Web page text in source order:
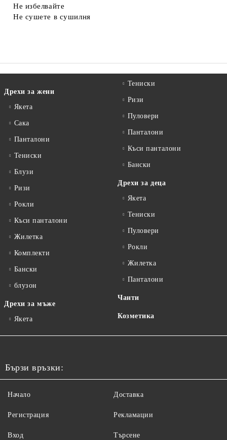
Не избелвайте
Не сушете в сушилня
Дрехи за жени
Якета
Сакa
Панталони
Тениски
Блузи
Ризи
Рокли
Къси панталони
Жилетка
Комплекти
Бански
блузон
Дрехи за мъже
Якета
Тениски
Ризи
Пуловери
Панталони
Къси панталони
Бански
Дрехи за деца
Якета
Тениски
Пуловери
Рокли
Жилетка
Панталони
Чанти
Козметика
Бързи връзки:
Начало
Регистрация
Вход
Доставка
Рекламации
Търсене